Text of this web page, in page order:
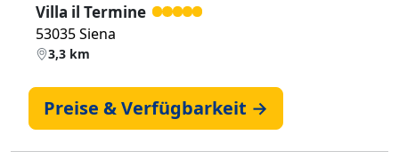
Villa il Termine
53035 Siena
3,3 km
Preise & Verfügbarkeit →